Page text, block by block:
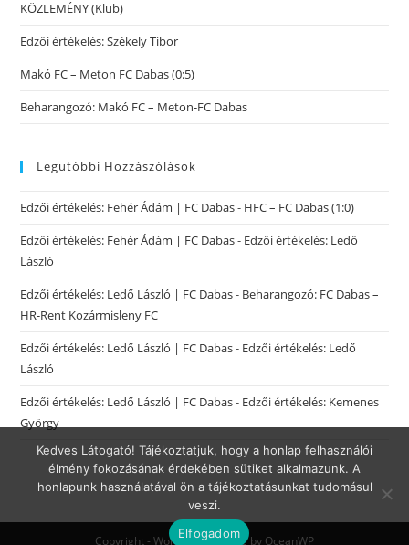
KÖZLEMÉNY (Klub)
Edzői értékelés: Székely Tibor
Makó FC – Meton FC Dabas (0:5)
Beharangozó: Makó FC – Meton-FC Dabas
Legutóbbi Hozzászólások
Edzői értékelés: Fehér Ádám | FC Dabas- HFC – FC Dabas (1:0)
Edzői értékelés: Fehér Ádám | FC Dabas- Edzői értékelés: Ledő
László
Edzői értékelés: Ledő László | FC Dabas- Beharangozó: FC Dabas –
HR-Rent Kozármisleny FC
Edzői értékelés: Ledő László | FC Dabas- Edzői értékelés: Ledő
László
Edzői értékelés: Ledő László | FC Dabas- Edzői értékelés: Kemenes
György
Copyright - WordPress Theme by OceanWP
Kedves Látogató! Tájékoztatjuk, hogy a honlap felhasználói
élmény fokozásának érdekében sütiket alkalmazunk. A
honlapunk használatával ön a tájékoztatásunkat tudomásul
veszi.
Elfogadom